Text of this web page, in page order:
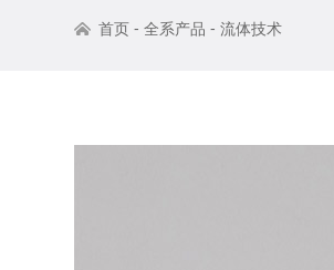
首页 -全系产品 -流体技术